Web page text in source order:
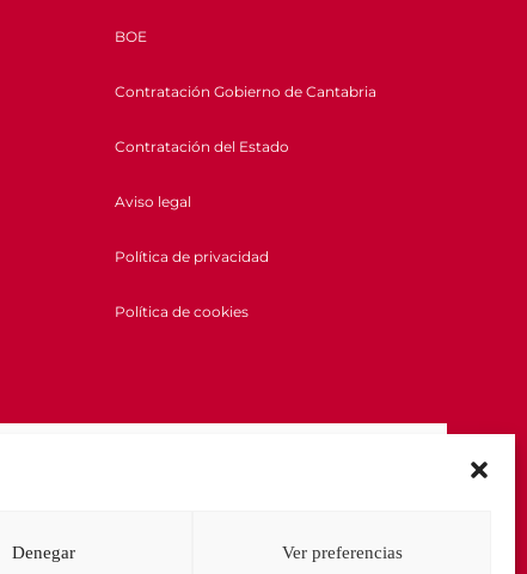
Denegar Ver preferencias
BOE
Contratación Gobierno de Cantabria
Contratación del Estado
Aviso legal
Política de privacidad
Política de cookies